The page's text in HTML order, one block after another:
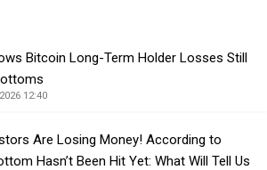
Bitcoin Long-Term Holder Losses Still
12:40
Are Losing Money! According to
Hasn’t Been Hit Yet: What Will Tell Us